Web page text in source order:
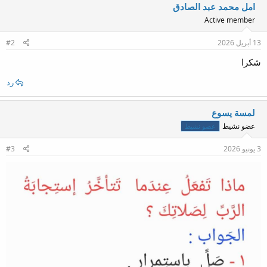
ا
ع
ت
امل محمد عبد الصادق
Active member
13 أبريل 2026 #2
شكرا
رد
لمسة يسوع
عضو نشيط عضو نشيط
3 يونيو 2026 #3